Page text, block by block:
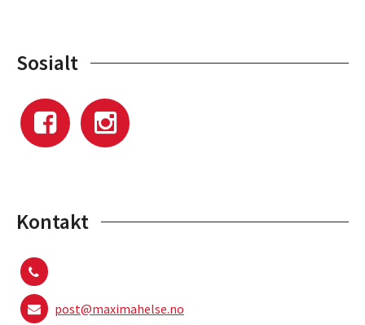
Sosialt
Kontakt
post@maximahelse.no